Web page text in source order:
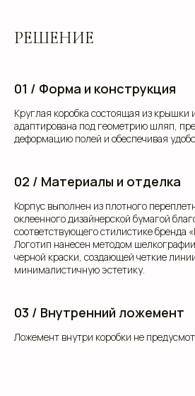
РЕШЕНИЕ
01 / Форма и конструкция
Круглая коробка состоящая из крышки
адаптирована под геометрию шляп,
деформацию полей и обеспечивая
02 / Материалы и отделка
Корпус выполнен из плотного
оклеенного дизайнерской бумагой
соответствующего стилистике бренда
Логотип нанесен методом
черной краски, создающей четкие
минималистичную эстетику.
03 / Внутренний ложемент
Ложемент внутри коробки не